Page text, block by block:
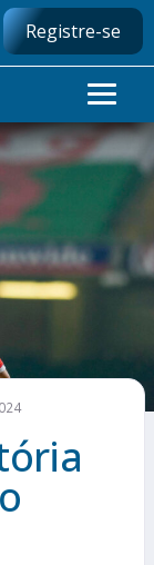
Registre-se